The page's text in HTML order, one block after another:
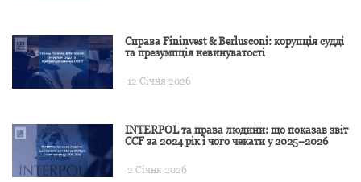
Справа Fininvest & Berlusconi: корупція судді
та презумпція невинуватості
12 Січня 2026
INTERPOL та права людини: що показав звіт
CCF за 2024 рік і чого чекати у 2025–2026
2 Січня 2026